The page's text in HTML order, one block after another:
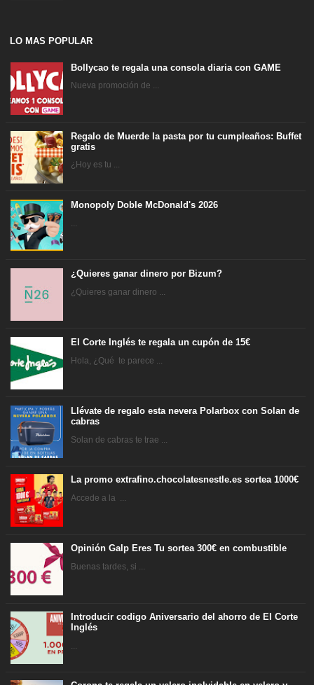
LO MAS POPULAR
Bollycao te regala una consola diaria con GAME
Nueva promoción de ...
Regalo de Muerde la pasta por tu cumpleaños: Buffet
gratis
¿Hoy es tu ...
Monopoly Doble McDonald's 2026
¿Quieres ganar dinero por Bizum?
¿Quieres ganar dinero ...
El Corte Inglés te regala un cupón de 15€
Hola, ¿Qué te parece ...
Llévate de regalo esta nevera Polarbox con Solan de
cabras
Solan de cabras te trae ...
La promo extrafino.chocolatesnestle.es sortea 1000€
Accede a la ...
Opinión Galp Eres Tu sortea 300€ en combustible
Buenas tardes, si ...
Introducir codigo Aniversario del ahorro de El Corte
Inglés
...